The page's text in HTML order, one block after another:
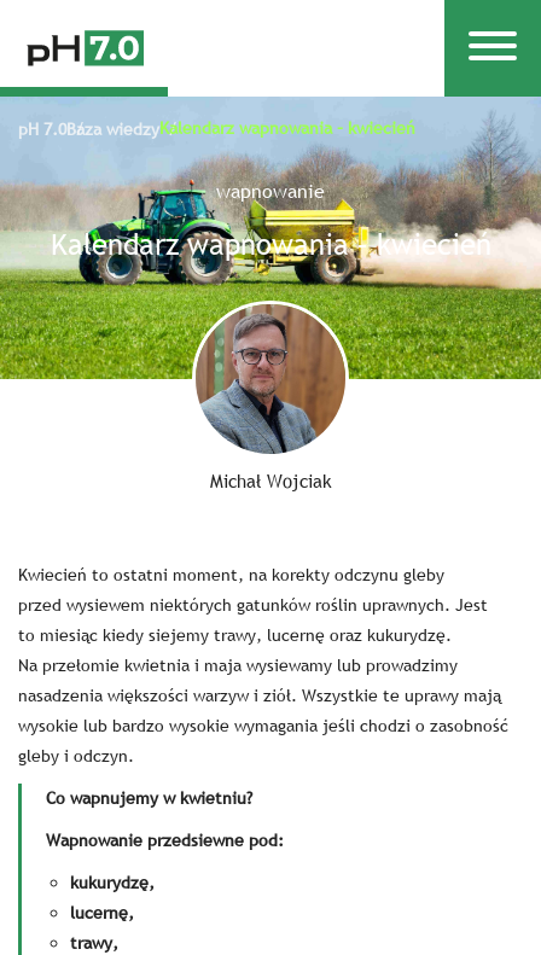
pH 7.0Baza wiedzyKalendarz wapnowania – kwiecień
wapnowanie
Kalendarz wapnowania – kwiecień
Michał Wojciak
Kwiecień to ostatni moment, na korekty odczynu gleby
przed wysiewem niektórych gatunków roślin uprawnych. Jest
to miesiąc kiedy siejemy trawy, lucernę oraz kukurydzę.
Na przełomie kwietnia i maja wysiewamy lub prowadzimy
nasadzenia większości warzyw i ziół. Wszystkie te uprawy mają
wysokie lub bardzo wysokie wymagania jeśli chodzi o zasobność
gleby i odczyn.
Co wapnujemy w kwietniu?
Wapnowanie przedsiewne pod:
kukurydzę,
lucernę,
trawy,